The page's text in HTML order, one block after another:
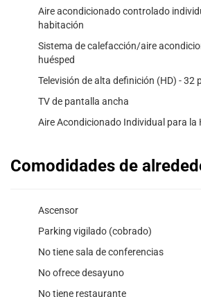
Aire acondicionado controlado
habitación
Sistema de calefacción/aire
huésped
Televisión de alta definición (HD) - 32
TV de pantalla ancha
Aire Acondicionado Individual para la
Comodidades de
Ascensor
Parking vigilado (cobrado)
No tiene sala de conferencias
No ofrece desayuno
No tiene restaurante